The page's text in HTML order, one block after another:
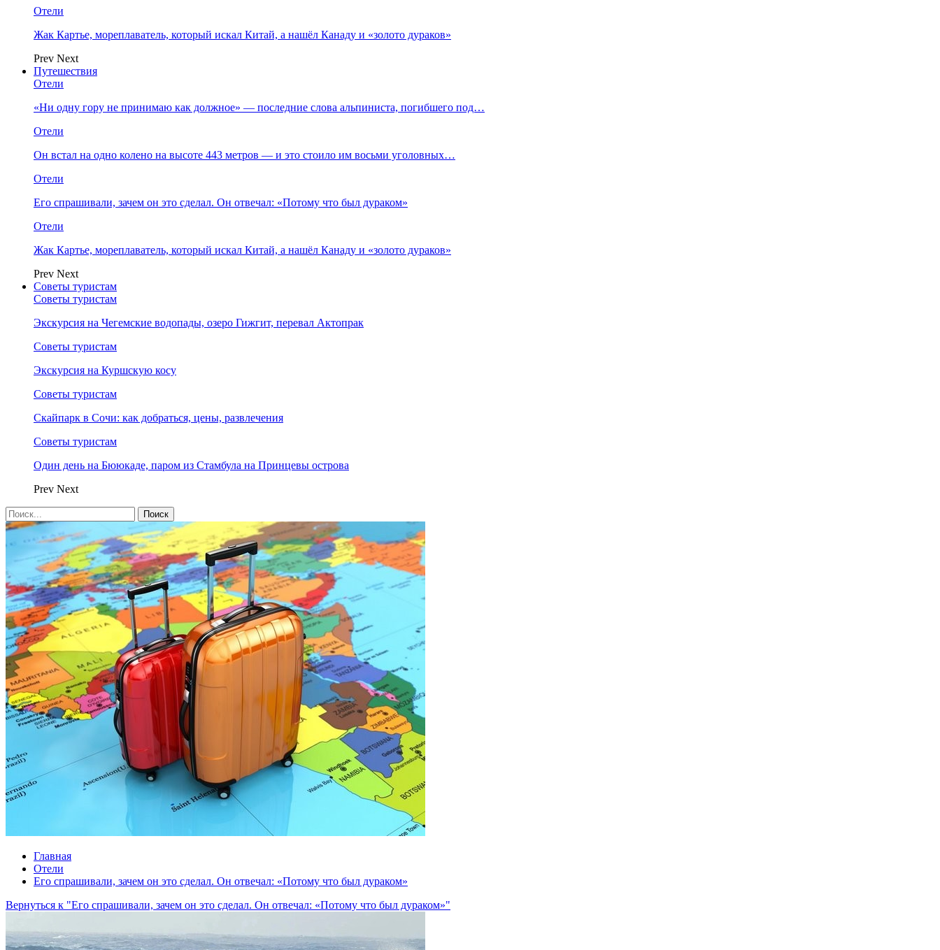
Отели
Жак Картье, мореплаватель, который искал Китай, а нашёл Канаду и «золото дураков»
Prev Next
Путешествия
Отели
«Ни одну гору не принимаю как должное» — последние слова альпиниста, погибшего под…
Отели
Он встал на одно колено на высоте 443 метров — и это стоило им восьми уголовных…
Отели
Его спрашивали, зачем он это сделал. Он отвечал: «Потому что был дураком»
Отели
Жак Картье, мореплаватель, который искал Китай, а нашёл Канаду и «золото дураков»
Prev Next
Советы туристам
Советы туристам
Экскурсия на Чегемские водопады, озеро Гижгит, перевал Актопрак
Советы туристам
Экскурсия на Куршскую косу
Советы туристам
Скайпарк в Сочи: как добраться, цены, развлечения
Советы туристам
Один день на Бююкаде, паром из Стамбула на Принцевы острова
Prev Next
Главная
Отели
Его спрашивали, зачем он это сделал. Он отвечал: «Потому что был дураком»
Вернуться к "Его спрашивали, зачем он это сделал. Он отвечал: «Потому что был дураком»"